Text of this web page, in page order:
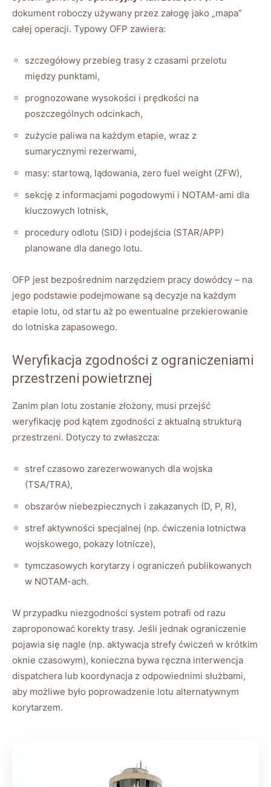
dokument roboczy używany przez załogę jako „mapa”
całej operacji. Typowy OFP zawiera:
szczegółowy przebieg trasy z czasami przelotu
między punktami,
prognozowane wysokości i prędkości na
poszczególnych odcinkach,
zużycie paliwa na każdym etapie, wraz z
sumarycznymi rezerwami,
masy: startową, lądowania, zero fuel weight (ZFW),
sekcję z informacjami pogodowymi i NOTAM-ami dla
kluczowych lotnisk,
procedury odlotu (SID) i podejścia (STAR/APP)
planowane dla danego lotu.
OFP jest bezpośrednim narzędziem pracy dowódcy – na
jego podstawie podejmowane są decyzje na każdym
etapie lotu, od startu aż po ewentualne przekierowanie
do lotniska zapasowego.
Weryfikacja zgodności z ograniczeniami
przestrzeni powietrznej
Zanim plan lotu zostanie złożony, musi przejść
weryfikację pod kątem zgodności z aktualną strukturą
przestrzeni. Dotyczy to zwłaszcza:
stref czasowo zarezerwowanych dla wojska
(TSA/TRA),
obszarów niebezpiecznych i zakazanych (D, P, R),
stref aktywności specjalnej (np. ćwiczenia lotnictwa
wojskowego, pokazy lotnicze),
tymczasowych korytarzy i ograniczeń publikowanych
w NOTAM-ach.
W przypadku niezgodności system potrafi od razu
zaproponować korekty trasy. Jeśli jednak ograniczenie
pojawia się nagle (np. aktywacja strefy ćwiczeń w krótkim
oknie czasowym), konieczna bywa ręczna interwencja
dispatchera lub koordynacja z odpowiednimi służbami,
aby możliwe było poprowadzenie lotu alternatywnym
korytarzem.